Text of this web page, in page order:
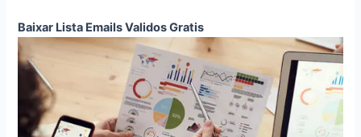
Baixar Lista Emails Validos Gratis